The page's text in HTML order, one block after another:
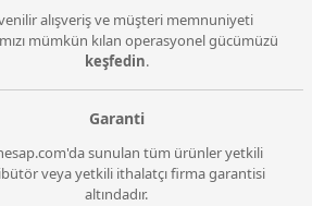
alışveriş ve müşteri memnuniyeti
mümkün kılan operasyonel gücümüzü
keşfedin.
Garanti
sunulan tüm ürünler yetkili
veya yetkili ithalatçı firma garantisi
altındadır.